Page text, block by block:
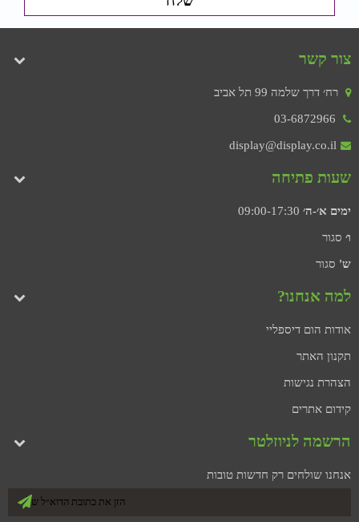
צור קשר
רח׳ דרך שלמה 99 תל אביב
03-6872966
display@display.co.il
שעות פתיחה
ימים א׳-ה׳
ו׳ סגור
ש' סגור
למה אנחנו?
אודות הום דיספליי
תקנון האתר
הצהרת נגישות
קידום אתרים
הרשמה לניוזלטר
אנחנו שולחים רק חדשות טובות